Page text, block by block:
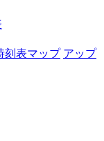
刻表マップ アップ